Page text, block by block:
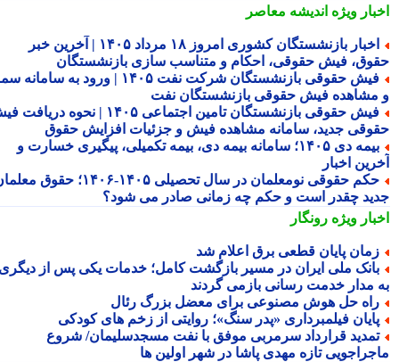
ویژهاندیشه معاصر
اخبار بازنشستگان کشوری امروز ۱۸ مرداد ۱۴۰۵ | آخرین خبر
فیش حقوقی، احکام و متناسب سازی بازنشستگان
فیش حقوقی بازنشستگان شرکت نفت ۱۴۰۵ | ورود به سامانه سما
فیش حقوقی بازنشستگان نفت
فیش حقوقی بازنشستگان تامین اجتماعی ۱۴۰۵ | نحوه دریافت فیش
جدید، سامانه مشاهده فیش و جزئیات افزایش حقوق
بیمه دی ۱۴۰۵؛ سامانه بیمه دی، بیمه تکمیلی، پیگیری خسارت و
اخبار
حکم حقوقی نومعلمان در سال تحصیلی ۱۴۰۵-۱۴۰۶؛ حقوق معلمان
چقدر است و حکم چه زمانی صادر می شود؟
ویژهرونگار
پایان قطعی برق اعلام شد
ملی ایران در مسیر بازگشت کامل؛ خدمات یکی پس از دیگری
مدار خدمت رسانی بازمی گردند
حل هوش مصنوعی برای معضل بزرگ رئال
فیلمبرداری «پدر سنگ»؛ روایتی از زخم های کودکی
قرارداد سرمربی موفق با نفت مسجدسلیمان/ شروع
تازه مهدی پاشا در شهر اولین ها